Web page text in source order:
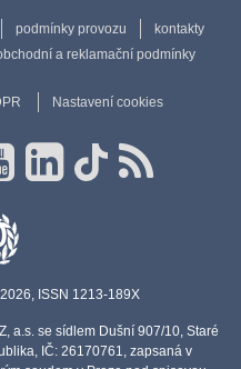
podmínky provozu
kontakty
a reklamační podmínky
Nastavení cookies
ISSN 1213-189X
a.s. se sídlem Dušní 907/10, Staré
IČ: 26170761, zapsaná v